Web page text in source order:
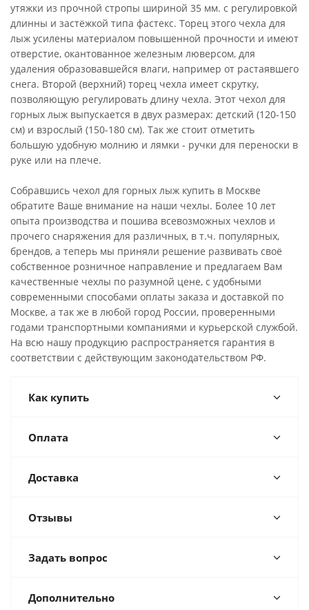
утяжки из прочной стропы шириной 35 мм. с регулировкой
длинны и застёжкой типа фастекс. Торец этого чехла для
лыж усилены материалом повышенной прочности и имеют
отверстие, окантованное железным люверсом, для
удаления образовавшейся влаги, например от растаявшего
снега. Второй (верхний) торец чехла имеет скрутку,
позволяющую регулировать длину чехла. Этот чехол для
горных лыж выпускается в двух размерах: детский (120-150
см) и взрослый (150-180 см). Так же стоит отметить
большую удобную молнию и лямки - ручки для переноски в
руке или на плече.
Собравшись чехол для горных лыж купить в Москве
обратите Ваше внимание на наши чехлы. Более 10 лет
опыта производства и пошива всевозможных чехлов и
прочего снаряжения для различных, в т.ч. популярных,
брендов, а теперь мы приняли решение развивать своё
собственное розничное направление и предлагаем Вам
качественные чехлы по разумной цене, с удобными
современными способами оплаты заказа и доставкой по
Москве, а так же в любой город России, проверенными
годами транспортными компаниями и курьерской службой.
На всю нашу продукцию распространяется гарантия в
соответствии с действующим законодательством РФ.
Как купить
Оплата
Доставка
Отзывы
Задать вопрос
Дополнительно